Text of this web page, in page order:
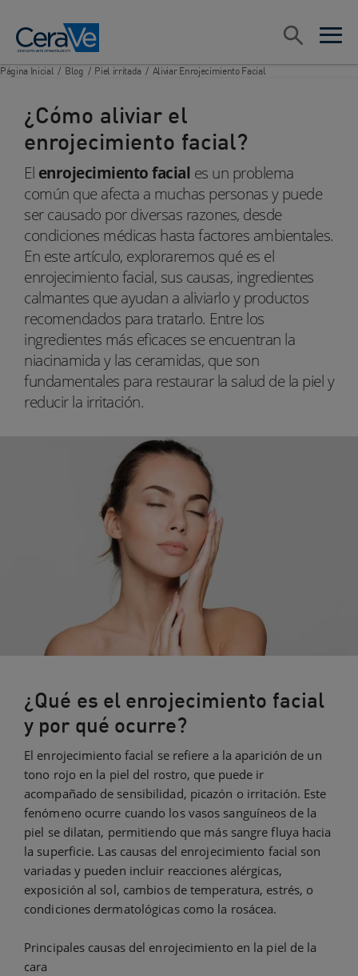
open
open
Search
Página Inicial / Blog / Piel irritada / Aliviar Enrojecimiento Facial
¿Cómo aliviar el
enrojecimiento facial?
El enrojecimiento facial es un problema
común que afecta a muchas personas y puede
ser causado por diversas razones, desde
condiciones médicas hasta factores ambientales.
En este artículo, exploraremos qué es el
enrojecimiento facial, sus causas, ingredientes
calmantes que ayudan a aliviarlo y productos
recomendados para tratarlo. Entre los
ingredientes más eficaces se encuentran la
niacinamida y las ceramidas, que son
fundamentales para restaurar la salud de la piel y
reducir la irritación.
¿Qué es el enrojecimiento facial
y por qué ocurre?
El enrojecimiento facial se refiere a la aparición de un
tono rojo en la piel del rostro, que puede ir
acompañado de sensibilidad, picazón o irritación. Este
fenómeno ocurre cuando los vasos sanguíneos de la
piel se dilatan, permitiendo que más sangre fluya hacia
la superficie. Las causas del enrojecimiento facial son
variadas y pueden incluir reacciones alérgicas,
exposición al sol, cambios de temperatura, estrés, o
condiciones dermatológicas como la rosácea.
Principales causas del enrojecimiento en la piel de la
cara